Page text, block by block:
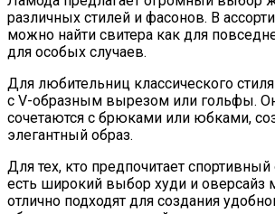
различных стилей и фасонов. В
можно найти свитера как для
для особых случаев.
Для любительниц классического
с V-образным вырезом или гольфы.
сочетаются с брюками или юбками,
элегантный образ.
Для тех, кто предпочитает
есть широкий выбор худи и оверсайз
отлично подходят для создания